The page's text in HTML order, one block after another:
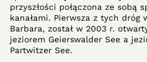
przyszłości połączona ze sobą
kanałami. Pierwsza z tych dróg
Barbara, został w 2003 r.
jeziorem Geierswalder See a
Partwitzer See.